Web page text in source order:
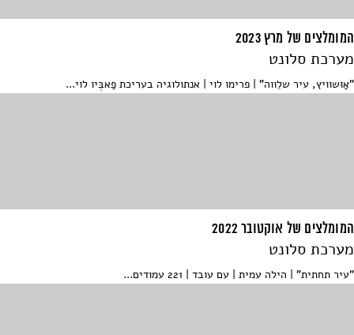
המומלצים של מרץ 2023
מערכת סלונט
"אַוּשוויץ, עיר שלֵווה" | פרימו לוי | אנתולוגיה בעריכת פַאבְּיו לוי...
המומלצים של אוקטובר 2022
מערכת סלונט
"עיר תחתית" | הילה עמית | עם עובד | 221 עמודים...